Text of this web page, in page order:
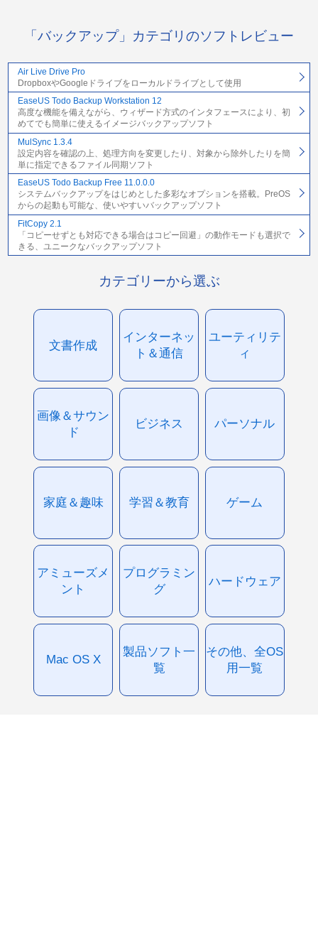
「バックアップ」カテゴリのソフトレビュー
Air Live Drive Pro
DropboxやGoogleドライブをローカルドライブとして使用
EaseUS Todo Backup Workstation 12
高度な機能を備えながら、ウィザード方式のインタフェースにより、初
めてでも簡単に使えるイメージバックアップソフト
MulSync 1.3.4
設定内容を確認の上、処理方向を変更したり、対象から除外したりを簡
単に指定できるファイル同期ソフト
EaseUS Todo Backup Free 11.0.0.0
システムバックアップをはじめとした多彩なオプションを搭載。PreOS
からの起動も可能な、使いやすいバックアップソフト
FitCopy 2.1
「コピーせずとも対応できる場合はコピー回避」の動作モードも選択で
きる、ユニークなバックアップソフト
カテゴリーから選ぶ
文書作成
インターネッ
ト＆通信
ユーティリテ
ィ
画像＆サウン
ド
ビジネス パーソナル
家庭＆趣味 学習＆教育 ゲーム
アミューズメ
ント
プログラミン
グ
ハードウェア
Mac OS X
製品ソフト一
覧
その他、全OS
用一覧